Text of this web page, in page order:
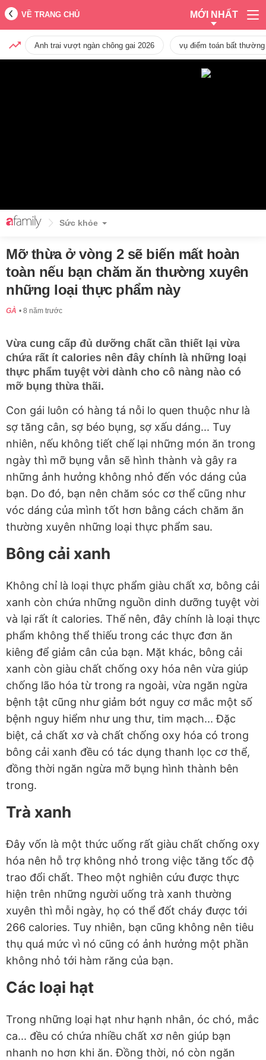
VỀ TRANG CHỦ MỚI NHẤT
Anh trai vượt ngàn chông gai 2026 vụ điểm toán bất
Sức khỏe
Mỡ thừa ở vòng 2 sẽ biến mất hoàn
toàn nếu bạn chăm ăn thường xuyên
những loại thực phẩm này
GÀ 8 năm trước
Vừa cung cấp đủ dưỡng chất cần thiết lại vừa
chứa rất ít calories nên đây chính là những loại
thực phẩm tuyệt vời dành cho cô nàng nào có
mỡ bụng thừa thãi.
Con gái luôn có hàng tá nỗi lo quen thuộc như là
sợ tăng cân, sợ béo bụng, sợ xấu dáng... Tuy
nhiên, nếu không tiết chế lại những món ăn trong
ngày thì mỡ bụng vẫn sẽ hình thành và gây ra
những ảnh hưởng không nhỏ đến vóc dáng của
bạn. Do đó, bạn nên chăm sóc cơ thể cũng như
vóc dáng của mình tốt hơn bằng cách chăm ăn
thường xuyên những loại thực phẩm sau.
Bông cải xanh
Không chỉ là loại thực phẩm giàu chất xơ, bông cải
xanh còn chứa những nguồn dinh dưỡng tuyệt vời
và lại rất ít calories. Thế nên, đây chính là loại thực
phẩm không thể thiếu trong các thực đơn ăn
kiêng để giảm cân của bạn. Mặt khác, bông cải
xanh còn giàu chất chống oxy hóa nên vừa giúp
chống lão hóa từ trong ra ngoài, vừa ngăn ngừa
bệnh tật cũng như giảm bớt nguy cơ mắc một số
bệnh nguy hiểm như ung thư, tim mạch... Đặc
biệt, cả chất xơ và chất chống oxy hóa có trong
bông cải xanh đều có tác dụng thanh lọc cơ thể,
đồng thời ngăn ngừa mỡ bụng hình thành bên
trong.
Trà xanh
Đây vốn là một thức uống rất giàu chất chống oxy
hóa nên hỗ trợ không nhỏ trong việc tăng tốc độ
trao đổi chất. Theo một nghiên cứu được thực
hiện trên những người uống trà xanh thường
xuyên thì mỗi ngày, họ có thể đốt cháy được tới
266 calories. Tuy nhiên, bạn cũng không nên tiêu
thụ quá mức vì nó cũng có ảnh hưởng một phần
không nhỏ tới hàm răng của bạn.
Các loại hạt
Trong những loại hạt như hạnh nhân, óc chó, mắc
ca... đều có chứa nhiều chất xơ nên giúp bạn
nhanh no hơn khi ăn. Đồng thời, nó còn ngăn